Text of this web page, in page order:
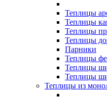
Теплицы
Теплицы
Теплицы
Теплицы
Парники
Теплицы
Теплицы
Теплицы
Теплицы из